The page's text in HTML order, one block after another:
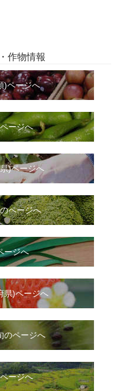
作物情報
)ページへ
ージへ
)ページへ
ページへ
ージへ
県)ページへ
のページへ
ージへ